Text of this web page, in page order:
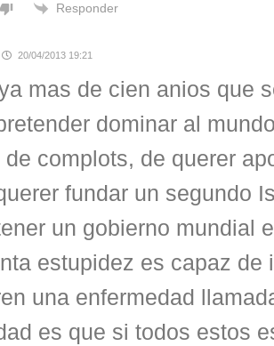
Responder
20/04/2013 19:21
mas de cien anios que
dominar al
de complots, de querer
fundar un segundo
un gobierno mundial
estupidez es capaz de
una enfermedad
es que si todos estos